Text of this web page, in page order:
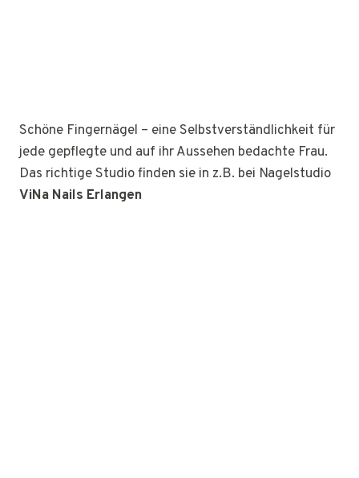
Schöne Fingernägel – eine Selbstverständlichkeit für
jede gepflegte und auf ihr Aussehen bedachte Frau.
Das richtige Studio finden sie in z.B. bei Nagelstudio
ViNa Nails Erlangen